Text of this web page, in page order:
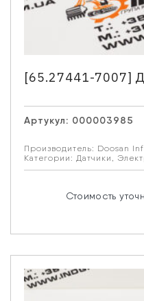
[65.27441-7007]
Артукул: 000003985
Производитель: Doosan
Категории: Датчики ,
Стоимость